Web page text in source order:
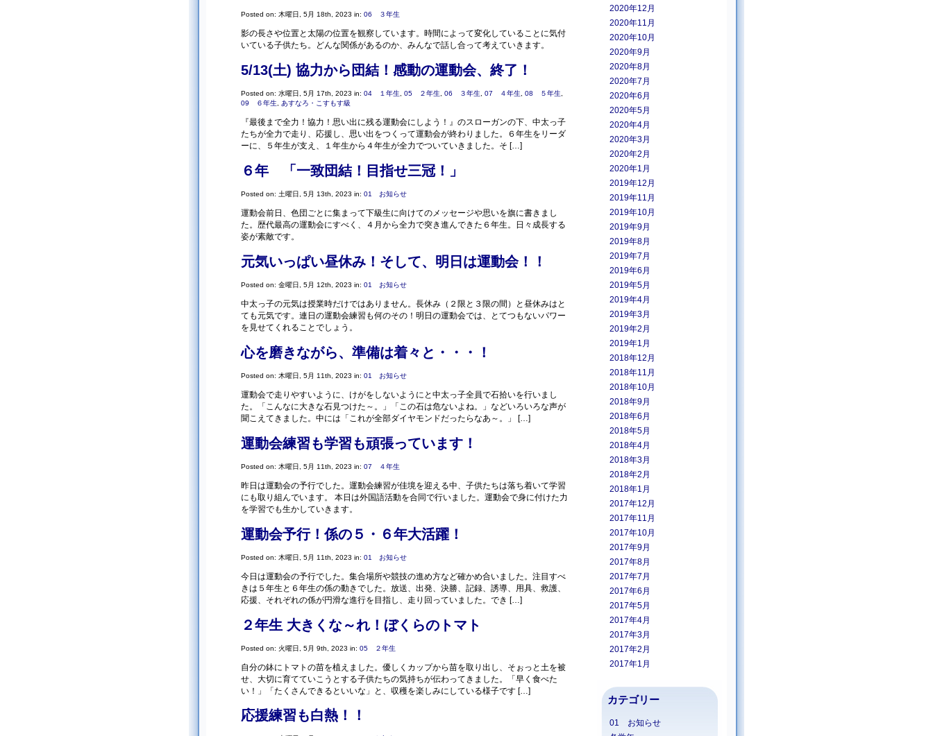
2020年12月
2020年11月
2020年10月
2020年9月
2020年8月
2020年7月
2020年6月
2020年5月
2020年4月
2020年3月
2020年2月
2020年1月
2019年12月
2019年11月
2019年10月
2019年9月
2019年8月
2019年7月
2019年6月
2019年5月
2019年4月
2019年3月
2019年2月
2019年1月
2018年12月
2018年11月
2018年10月
2018年9月
2018年6月
2018年5月
2018年4月
2018年3月
2018年2月
2018年1月
2017年12月
2017年11月
2017年10月
2017年9月
2017年8月
2017年7月
2017年6月
2017年5月
2017年4月
2017年3月
2017年2月
2017年1月
カテゴリー
01 お知らせ
Posted on: 木曜日, 5月 18th, 2023 in: 06 ３年生
影の長さや位置と太陽の位置を観察しています。時間によって変化していることに気付
いている子供たち。どんな関係があるのか、みんなで話し合って考えていきます。
5/13(土) 協力から団結！感動の運動会、終了！
Posted on: 水曜日, 5月 17th, 2023 in: 04 １年生, 05 ２年生, 06 ３年生, 07 ４年生, 08 ５年生,
09 ６年生, あすなろ・こすもす級
『最後まで全力！協力！思い出に残る運動会にしよう！』のスローガンの下、中太っ子
たちが全力で走り、応援し、思い出をつくって運動会が終わりました。６年生をリーダ
ーに、５年生が支え、１年生から４年生が全力でついていきました。そ […]
６年 「一致団結！目指せ三冠！」
Posted on: 土曜日, 5月 13th, 2023 in: 01 お知らせ
運動会前日、色団ごとに集まって下級生に向けてのメッセージや思いを旗に書きまし
た。歴代最高の運動会にすべく、４月から全力で突き進んできた６年生。日々成長する
姿が素敵です。
元気いっぱい昼休み！そして、明日は運動会！！
Posted on: 金曜日, 5月 12th, 2023 in: 01 お知らせ
中太っ子の元気は授業時だけではありません。長休み（２限と３限の間）と昼休みはと
ても元気です。連日の運動会練習も何のその！明日の運動会では、とてつもないパワー
を見せてくれることでしょう。
心を磨きながら、準備は着々と・・・！
Posted on: 木曜日, 5月 11th, 2023 in: 01 お知らせ
運動会で走りやすいように、けがをしないようにと中太っ子全員で石拾いを行いまし
た。「こんなに大きな石見つけた～。」「この石は危ないよね。」などいろいろな声が
聞こえてきました。中には「これが全部ダイヤモンドだったらなあ～。」 […]
運動会練習も学習も頑張っています！
Posted on: 木曜日, 5月 11th, 2023 in: 07 ４年生
昨日は運動会の予行でした。運動会練習が佳境を迎える中、子供たちは落ち着いて学習
にも取り組んでいます。 本日は外国語活動を合同で行いました。運動会で身に付けた力
を学習でも生かしていきます。
運動会予行！係の５・６年大活躍！
Posted on: 木曜日, 5月 11th, 2023 in: 01 お知らせ
今日は運動会の予行でした。集合場所や競技の進め方など確かめ合いました。注目すべ
きは５年生と６年生の係の動きでした。放送、出発、決勝、記録、誘導、用具、救護、
応援、それぞれの係が円滑な進行を目指し、走り回っていました。でき […]
２年生 大きくな～れ！ぼくらのトマト
Posted on: 火曜日, 5月 9th, 2023 in: 05 ２年生
自分の鉢にトマトの苗を植えました。優しくカップから苗を取り出し、そぉっと土を被
せ、大切に育てていこうとする子供たちの気持ちが伝わってきました。「早く食べた
い！」「たくさんできるといいな」と、収穫を楽しみにしている様子です […]
応援練習も白熱！！